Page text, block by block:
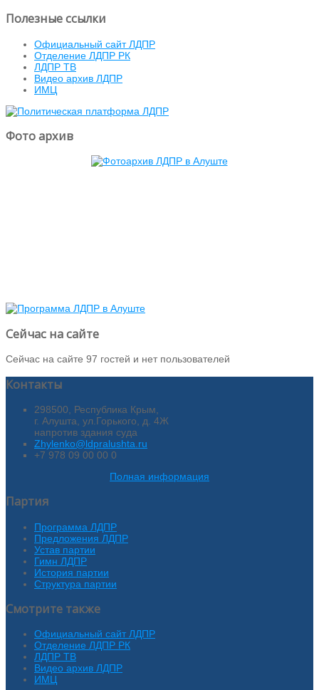
Полезные ссылки
Официальный сайт ЛДПР
Отделение ЛДПР РК
ЛДПР ТВ
Видео архив ЛДПР
ИМЦ
Фото архив
Сейчас на сайте
Сейчас на сайте 97 гостей и нет пользователей
Контакты
298500, Республика Крым,
г. Алушта, ул.Горького, д. 4Ж
напротив здания суда
Zhylenko@ldpralushta.ru
+7 978 09 00 00 0
Полная информация
Партия
Программа ЛДПР
Предложения ЛДПР
Устав партии
Гимн ЛДПР
История партии
Структура партии
Смотрите также
Официальный сайт ЛДПР
Отделение ЛДПР РК
ЛДПР ТВ
Видео архив ЛДПР
ИМЦ